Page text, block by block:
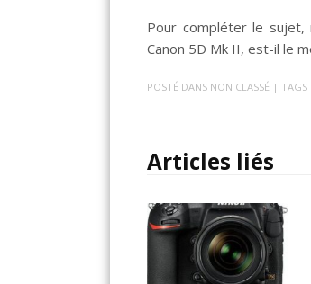
Pour compléter le sujet,
Canon 5D Mk II, est-il le
POSTÉ DANS NON CLASSÉ | TAGS
Articles liés